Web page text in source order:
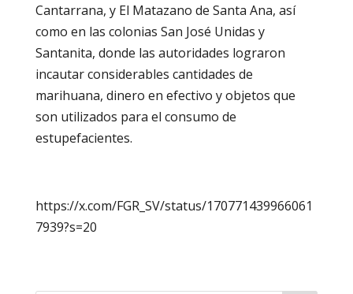
Cantarrana, y El Matazano de Santa Ana, así
como en las colonias San José Unidas y
Santanita, donde las autoridades lograron
incautar considerables cantidades de
marihuana, dinero en efectivo y objetos que
son utilizados para el consumo de
estupefacientes.
https://x.com/FGR_SV/status/170771439966061
7939?s=20